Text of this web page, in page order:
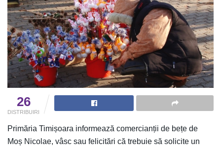
26
DISTRIBUIRI
Primăria Timișoara informează comercianții de bețe de
Moș Nicolae, vâsc sau felicitări că trebuie să solicite un